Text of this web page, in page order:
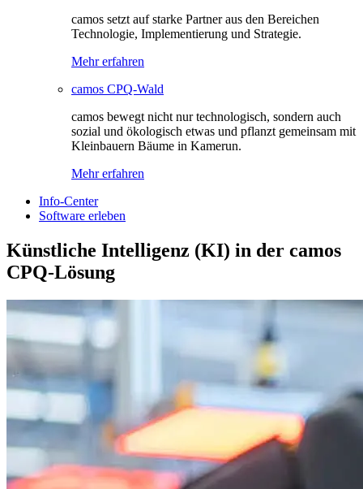
camos setzt auf starke Partner aus den Bereichen
Technologie, Implementierung und Strategie.
Mehr erfahren
camos CPQ-Wald
camos bewegt nicht nur technologisch, sondern auch
sozial und ökologisch etwas und pflanzt gemeinsam mit
Kleinbauern Bäume in Kamerun.
Mehr erfahren
Info-Center
Software erleben
Künstliche Intelligenz (KI) in der camos
CPQ-Lösung